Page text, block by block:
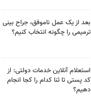
بعد از یک عمل ناموفق، جراح بینی
ترمیمی را چگونه انتخاب کنیم؟
استعلام آنلاین خدمات دولتی: از
کد پستی تا ثنا کدام را کجا انجام
دهیم؟